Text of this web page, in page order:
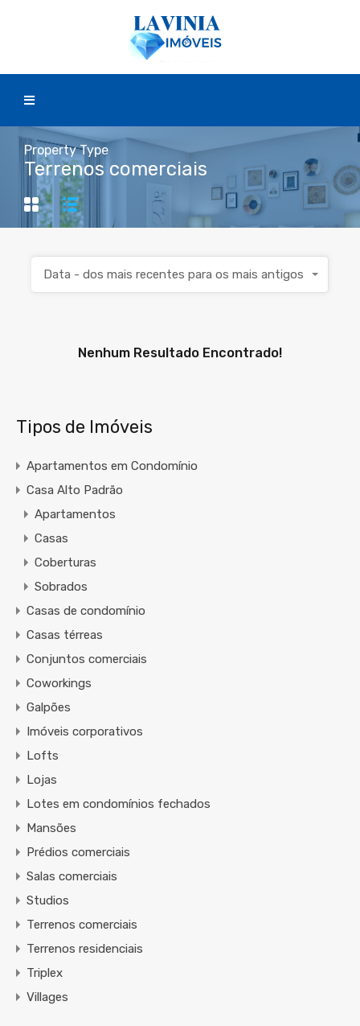
Property Type
Terrenos comerciais
Data - dos mais recentes para os mais antigos
Nenhum Resultado Encontrado!
Tipos de Imóveis
Apartamentos em Condomínio
Casa Alto Padrão
Apartamentos
Casas
Coberturas
Sobrados
Casas de condomínio
Casas térreas
Conjuntos comerciais
Coworkings
Galpões
Imóveis corporativos
Lofts
Lojas
Lotes em condomínios fechados
Mansões
Prédios comerciais
Salas comerciais
Studios
Terrenos comerciais
Terrenos residenciais
Triplex
Villages